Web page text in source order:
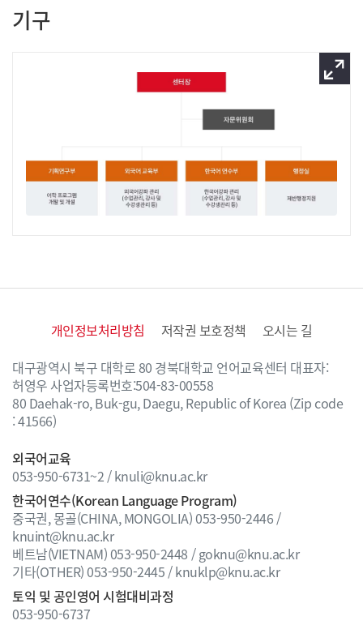
기구
이미
개인정보처리방침 저작권 보호정책
오시는 길
대구광역시 북구 대학로 80 경북대학교 언어교육센터 대표자:
허영우 사업자등록번호:504-83-00558
80 Daehak-ro, Buk-gu, Daegu, Republic of Korea (Zip code
: 41566)
외국어교육
053-950-6731~2 / knuli@knu.ac.kr
한국어연수(Korean Language Program)
중국권, 몽골(CHINA, MONGOLIA)053-950-2446 /
knuint@knu.ac.kr
베트남(VIETNAM)053-950-2448 / goknu@knu.ac.kr
기타(OTHER)053-950-2445 / knuklp@knu.ac.kr
토익 및 공인영어 시험대비과정
053-950-6737